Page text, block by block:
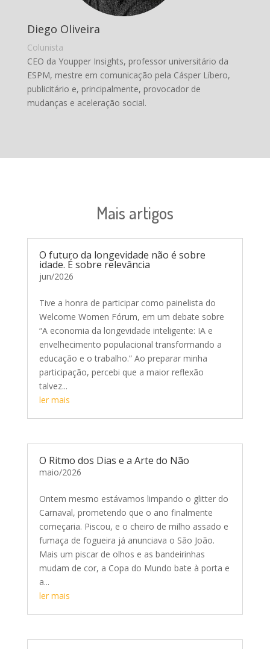
Diego Oliveira
Colunista
CEO da Youpper Insights, professor universitário da
ESPM, mestre em comunicação pela Cásper Líbero,
publicitário e, principalmente, provocador de
mudanças e aceleração social.
Mais artigos
O futuro da longevidade não é sobre
idade. É sobre relevância
jun/2026
Tive a honra de participar como painelista do
Welcome Women Fórum, em um debate sobre
“A economia da longevidade inteligente: IA e
envelhecimento populacional transformando a
educação e o trabalho.” Ao preparar minha
participação, percebi que a maior reflexão
talvez...
ler mais
O Ritmo dos Dias e a Arte do Não
maio/2026
Ontem mesmo estávamos limpando o glitter do
Carnaval, prometendo que o ano finalmente
começaria. Piscou, e o cheiro de milho assado e
fumaça de fogueira já anunciava o São João.
Mais um piscar de olhos e as bandeirinhas
mudam de cor, a Copa do Mundo bate à porta e
a...
ler mais